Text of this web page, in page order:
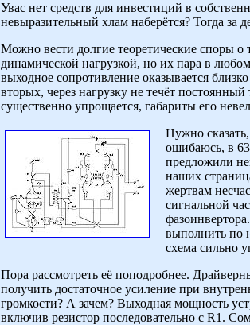
Увас нет средств для инвестиций в
невыразительный хлам наберётся? Тогда
Можно вести долгие теоретические споры о
динамической нагрузкой, но их пара в
выходное сопротивление оказывается
вторых, через нагрузку не течёт
существенно упрощается, габариты его
Нужно
ошибаюсь, в
предложили
наших
жертвам
сигнальной
выполнить по
схема сильно
Пора рассмотреть её поподробнее.
получить достаточное усиление при
громкости? А зачем? Выходная мощность
включив резистор последовательно с R1.